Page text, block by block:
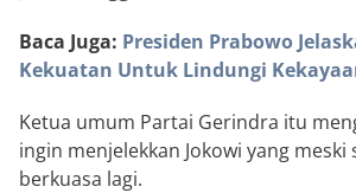
Baca Juga: Presiden Prabowo
Kekuatan Untuk Lindungi
Ketua umum Partai Gerindra itu
ingin menjelekkan Jokowi yang meski
berkuasa lagi.